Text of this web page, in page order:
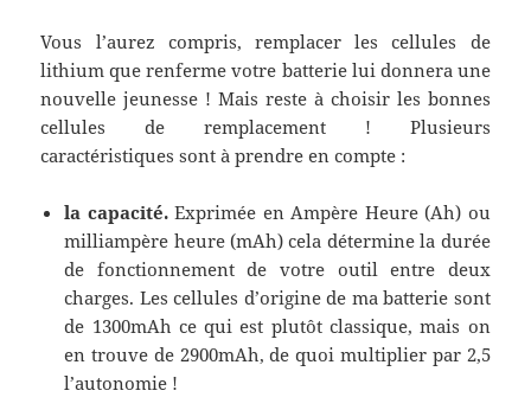
Vous l’aurez compris, remplacer les cellules de
lithium que renferme votre batterie lui donnera une
nouvelle jeunesse ! Mais reste à choisir les bonnes
cellules de remplacement ! Plusieurs
caractéristiques sont à prendre en compte :
la capacité.Exprimée en Ampère Heure (Ah) ou
milliampère heure (mAh) cela détermine la durée
de fonctionnement de votre outil entre deux
charges. Les cellules d’origine de ma batterie sont
de 1300mAh ce qui est plutôt classique, mais on
en trouve de 2900mAh, de quoi multiplier par 2,5
l’autonomie !